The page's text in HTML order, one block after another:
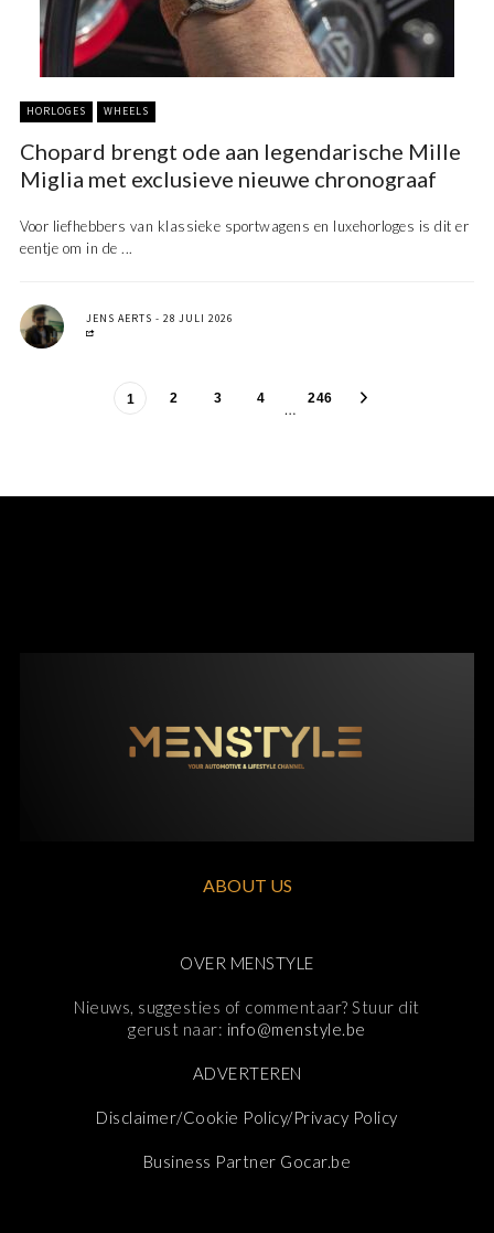
HORLOGES WHEELS
Chopard brengt ode aan legendarische Mille
Miglia met exclusieve nieuwe chronograaf
Voor liefhebbers van klassieke sportwagens en luxehorloges is dit er
eentje om in de ...
JENS AERTS 28 JULI 2026
1 2 3 4 … 246
ABOUT US
OVER MENSTYLE
Nieuws, suggesties of commentaar? Stuur dit
gerust naar: info@menstyle.be
ADVERTEREN
Disclaimer/Cookie Policy/Privacy Policy
Business Partner Gocar.be